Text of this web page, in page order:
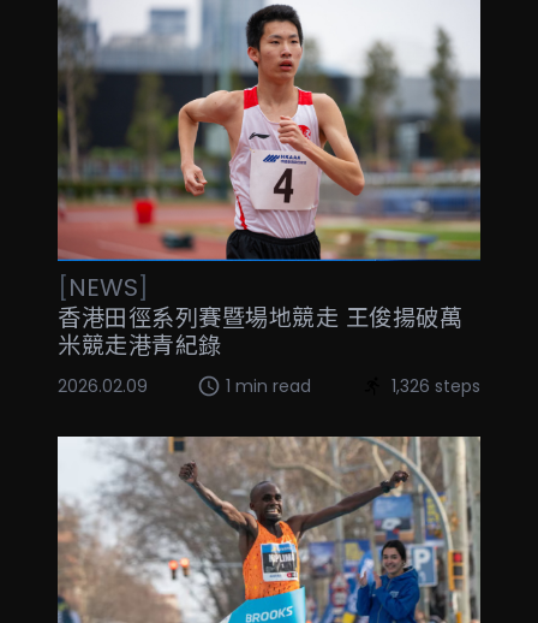
[NEWS]
香港田徑系列賽暨場地競走 王俊揚破萬
米競走港青紀錄
2026.02.09 1 min read 1,326 steps